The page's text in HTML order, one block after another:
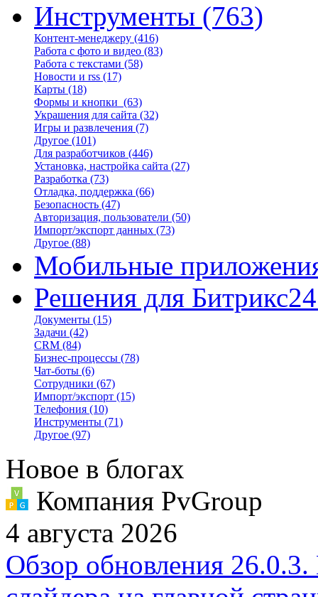
Инструменты (763)
Контент-менеджеру (416)
Работа с фото и видео (83)
Работа с текстами (58)
Новости и rss (17)
Карты (18)
Формы и кнопки (63)
Украшения для сайта (32)
Игры и развлечения (7)
Другое (101)
Для разработчиков (446)
Установка, настройка сайта (27)
Разработка (73)
Отладка, поддержка (66)
Безопасность (47)
Авторизация, пользователи (50)
Импорт/экспорт данных (73)
Другое (88)
Мобильные
Решения для Битрикс24
Документы (15)
Задачи (42)
CRM (84)
Бизнес-процессы (78)
Чат-боты (6)
Сотрудники (67)
Импорт/экспорт (15)
Телефония (10)
Инструменты (71)
Другое (97)
Новое в блогах
Компания PvGroup
4 августа 2026
Обзор обновления 26.0.3.